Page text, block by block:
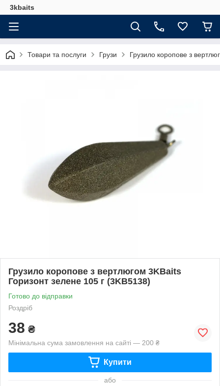
3kbaits
Товари та послуги Грузи Грузило коропове з
Грузило коропове з вертлюгом 3KBaits
Горизонт зелене 105 г (3KB5138)
Готово до відправки
Роздріб
38 ₴
Мінімальна сума замовлення на сайті — 200 ₴
Купити
або